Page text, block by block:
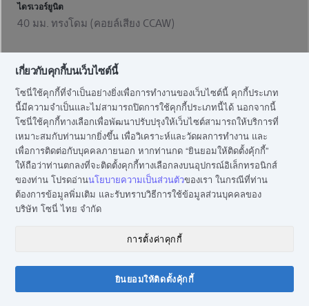
ไดรเวอร์ยูนิต
40 มม. ทรงโดม (คอยล์เสียง CCAW)
5-60000 Hz
ความยาวสาย
ประมาณ 1.2 ม.
เกี่ยวกับคุกกี้บนเว็บไซต์นี้
โซนี่ใช้คุกกี้ที่จำเป็นอย่างยิ่งเพื่อการทำงานของเว็บไซต์นี้ คุกกี้ประเภท
นี้มีความจำเป็นและไม่สามารถปิดการใช้คุกกี้ประเภทนี้ได้ นอกจากนี้
โซนี่ใช้คุกกี้ทางเลือกเพื่อพัฒนาปรับปรุงให้เว็บไซต์สามารถให้บริการที่
เหมาะสมกับท่านมากยิ่งขึ้น เพื่อวิเคราะห์และวัดผลการทำงาน และ
เพื่อการติดต่อกับบุคคลภายนอก หากท่านกด “ยินยอมให้ติดตั้งคุ้กกี้”
ให้ถือว่าท่านตกลงที่จะติดตั้งคุกกี้ทางเลือกลงบนอุปกรณ์อิเล็กทรอนิกส์
ของท่าน โปรดอ่านนโยบายความเป็นส่วนตัวของเรา ในกรณีที่ท่าน
ต้องการข้อมูลพิ่มเติม และรับทราบวิธีการใช้ข้อมูลส่วนบุคคลของ
บริษัท โซนี่ ไทย จำกัด
การตั้งค่าคุกกี้
ยินยอมให้ติดตั้งคุ้กกี้